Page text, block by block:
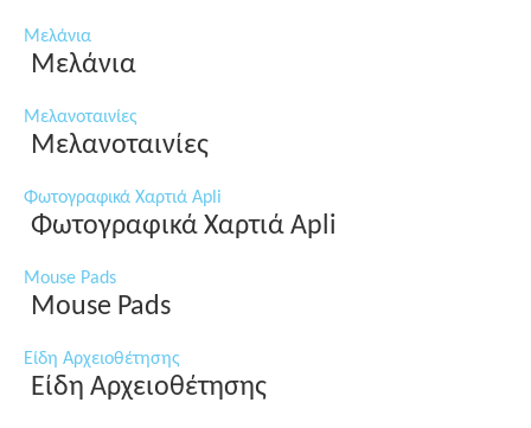
Μελάνια
Μελάνια
Μελανοταινίες
Μελανοταινίες
Φωτογραφικά Χαρτιά Apli
Φωτογραφικά Χαρτιά Apli
Mouse Pads
Mouse Pads
Είδη Αρχειοθέτησης
Είδη Αρχειοθέτησης